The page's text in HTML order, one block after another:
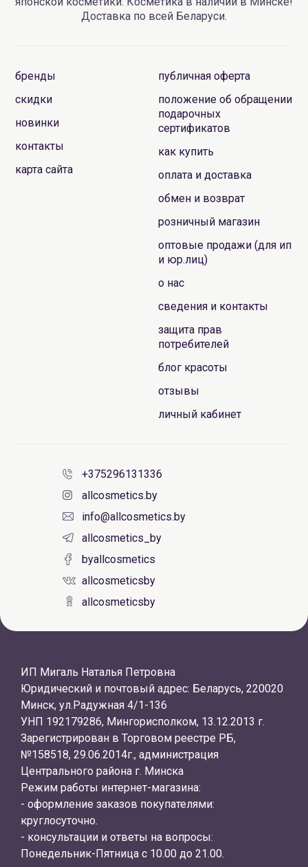
Доставка по всей Беларуси.
бренды
скидки
новинки
контакты
карта сайта
публичная оферта
положение об обращении
подарочных
сертификатов
как купить
оплата и доставка
обмен и возврат
розничный магазин
оптовые продажи (для ип
и юр.лиц)
о нас
сведения и контакты
защита прав
потребителей
блог красоты
отзывы
личный кабинет
+375296131336
allcosmetics.by
info@allcosmetics.by
allcosmetics_by
byallcosmetics
allcosmeticsby
allcosmeticsby
ИП Мигаль Наталья Петровна
Юридический и почтовый адрес: Беларусь, 220020
Минск, ул.Радужная 4/1-136
УНП 192179286, Мингорисполком, 13.12.2013 г.
Зарегистрирован в Торговом реестре РБ,
№158518, 29.06.2014г., администрация
Центрального района г. Минска
Режим работы интернет-магазина:
- оформление заказов покупателями:
круглосуточно.
- консультации и ответы на вопросы:
Понедельник-Пятница с 10.00 до 21.00.